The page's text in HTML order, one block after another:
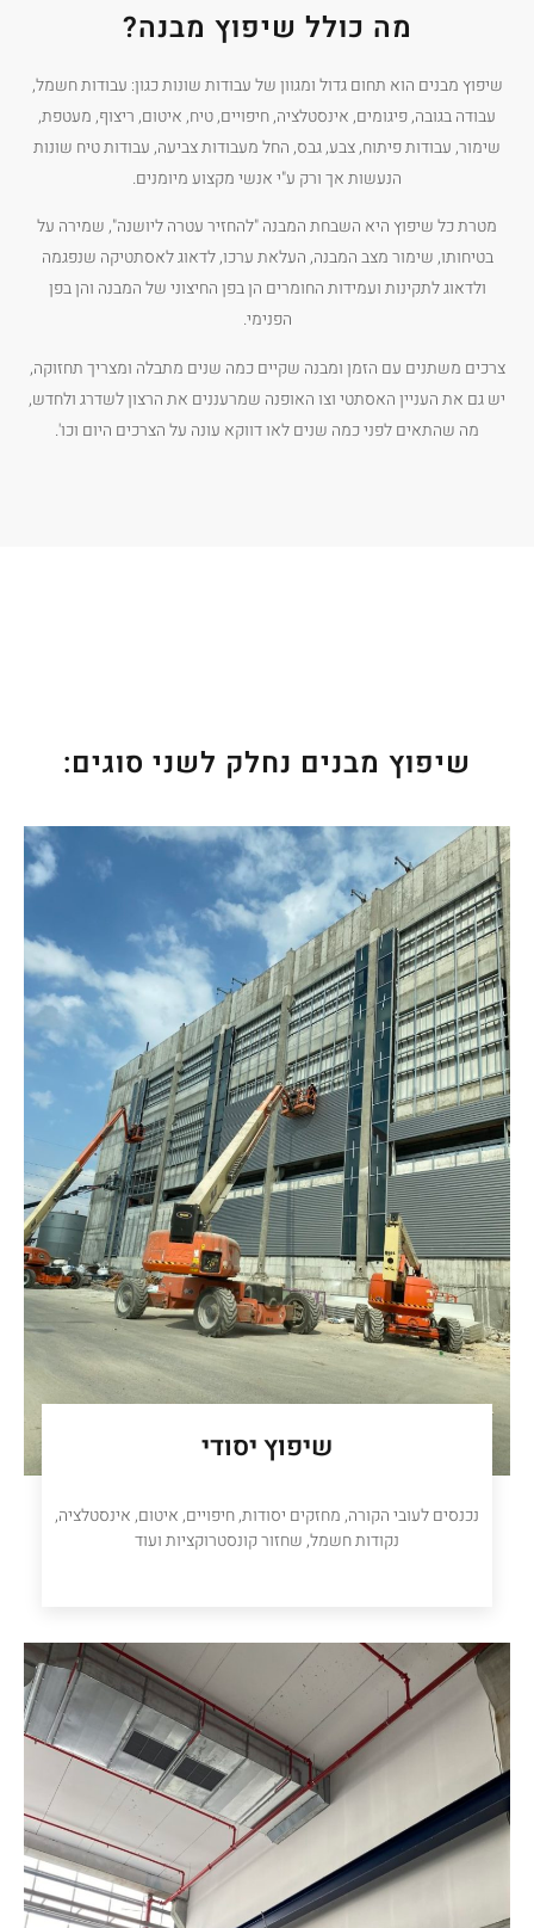
מה כולל שיפוץ מבנה?
שיפוץ מבנים הוא תחום גדול ומגוון של עבודות שונות כגון: עבודות חשמל,
עבודה בגובה, פיגומים, אינסטלציה, חיפויים, טיח, איטום, ריצוף, מעטפת,
שימור, עבודות פיתוח, צבע, גבס, החל מעבודות צביעה, עבודות טיח שונות
הנעשות אך ורק ע"י אנשי מקצוע מיומנים.
מטרת כל שיפוץ היא השבחת המבנה "להחזיר עטרה ליושנה", שמירה על
בטיחותו, שימור מצב המבנה, העלאת ערכו, לדאוג לאסתטיקה שנפגמה
ולדאוג לתקינות ועמידות החומרים הן בפן החיצוני של המבנה והן בפן
הפנימי.
צרכים משתנים עם הזמן ומבנה שקיים כמה שנים מתבלה ומצריך תחזוקה,
יש גם את העניין האסתטי וצו האופנה שמרעננים את הרצון לשדרג ולחדש,
מה שהתאים לפני כמה שנים לאו דווקא עונה על הצרכים היום וכו'.
שיפוץ מבנים נחלק לשני סוגים:
שיפוץ יסודי
נכנסים לעובי הקורה, מחזקים יסודות, חיפויים, איטום, אינסטלציה,
נקודות חשמל, שחזור קונסטרוקציות ועוד